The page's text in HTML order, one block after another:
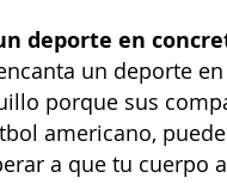
deporte en
un deporte
porque sus
americano,
a que tu